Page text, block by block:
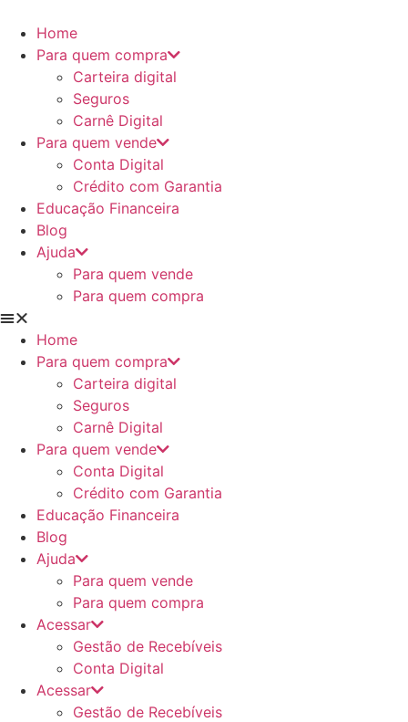
para
conteúdo
Home
Para quem compra
Carteira digital
Seguros
Carnê Digital
Para quem vende
Conta Digital
Crédito com Garantia
Educação Financeira
Blog
Ajuda
Para quem vende
Para quem compra
Home
Para quem compra
Carteira digital
Seguros
Carnê Digital
Para quem vende
Conta Digital
Crédito com Garantia
Educação Financeira
Blog
Ajuda
Para quem vende
Para quem compra
Acessar
Gestão de Recebíveis
Conta Digital
Acessar
Gestão de Recebíveis